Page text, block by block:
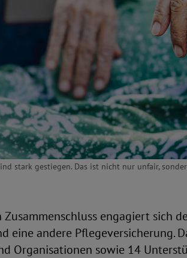
stark gestiegen. Das ist nicht nur unfair,
engagiert sich
eine andere Pflegeversicherung.
Organisationen sowie 14